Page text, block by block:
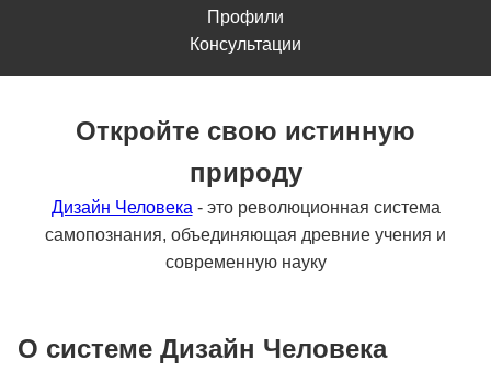
Профили
Консультации
Откройте свою истинную
природу
Дизайн Человека - это революционная система
самопознания, объединяющая древние учения и
современную науку
О системе Дизайн Человека